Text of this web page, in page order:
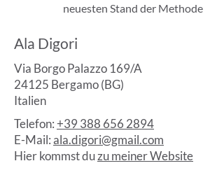
neuesten Stand der Methode
Ala Digori
Via Borgo Palazzo 169/A
24125 Bergamo (BG)
Italien
Telefon:+39 388 656 2894
E-Mail:ala.digori@gmail.com
Hier kommst duzu meiner Website